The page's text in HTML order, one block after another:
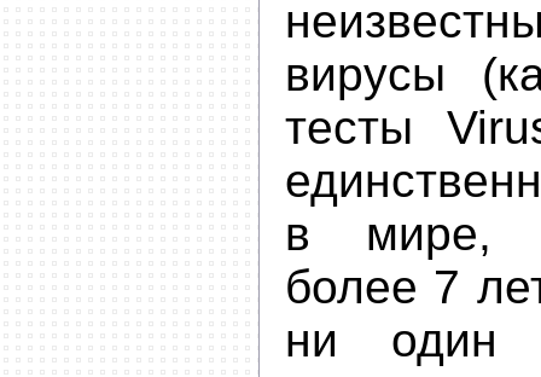
вирусы
тесты
в мире,
более 7
ни один